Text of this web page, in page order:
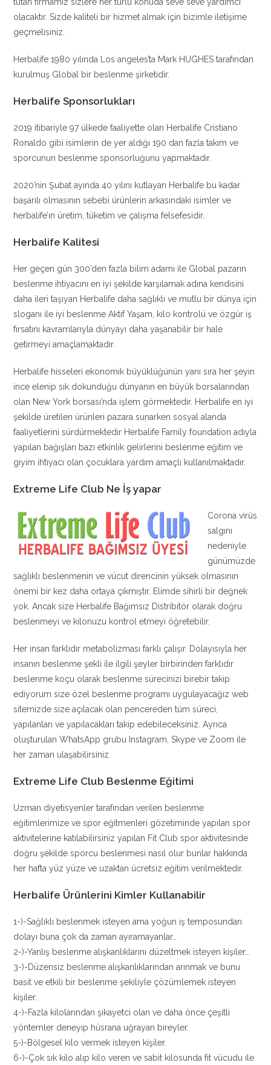
tutan firmamız sizlere her türlü konuda seve seve yardımcı
olacaktır. Sizde kaliteli bir hizmet almak için bizimle iletişime
geçmelisiniz.
Herbalife 1980 yılında Los angeles’ta Mark HUGHES tarafından
kurulmuş Global bir beslenme şirketidir.
Herbalife Sponsorlukları
2019 itibariyle 97 ülkede faaliyette olan Herbalife Cristiano
Ronaldo gibi isimlerin de yer aldığı 190 dan fazla takım ve
sporcunun beslenme sponsorluğunu yapmaktadır.
2020’nin Şubat ayında 40 yılını kutlayan Herbalife bu kadar
başarılı olmasının sebebi ürünlerin arkasındaki isimler ve
herbalife’ın üretim, tüketim ve çalışma felsefesidir.
Herbalife Kalitesi
Her geçen gün 300’den fazla bilim adamı ile Global pazarın
beslenme ihtiyacını en iyi şekilde karşılamak adına kendisini
daha ileri taşıyan Herbalife daha sağlıklı ve mutlu bir dünya için
sloganı ile iyi beslenme Aktif Yaşam, kilo kontrolü ve özgür iş
fırsatını kavramlarıyla dünyayı daha yaşanabilir bir hale
getirmeyi amaçlamaktadır.
Herbalife hisseleri ekonomik büyüklüğünün yanı sıra her şeyin
ince elenip sık dokunduğu dünyanın en büyük borsalarından
olan New York borsası’nda işlem görmektedir. Herbalife en iyi
şekilde üretilen ürünleri pazara sunarken sosyal alanda
faaliyetlerini sürdürmektedir Herbalife Family foundation adıyla
yapılan bağışları bazı etkinlik gelirlerini beslenme eğitim ve
giyim ihtiyacı olan çocuklara yardım amaçlı kullanılmaktadır.
Extreme Life Club Ne İş yapar
Corona virüs
salgını
nedeniyle
günümüzde
sağlıklı beslenmenin ve vücut direncinin yüksek olmasının
önemi bir kez daha ortaya çıkmıştır. Elimde sihirli bir değnek
yok. Ancak size Herbalife Bağımsız Distribitör olarak doğru
beslenmeyi ve kilonuzu kontrol etmeyi öğretebilir.
Her insan farklıdır metabolizması farklı çalışır. Dolayısıyla her
insanın beslenme şekli ile ilgili şeyler birbirinden farklıdır
beslenme koçu olarak beslenme sürecinizi birebir takip
ediyorum size özel beslenme programı uygulayacağız web
sitemizde size açılacak olan pencereden tüm süreci,
yapılanları ve yapılacakları takip edebileceksiniz. Ayrıca
oluşturulan WhatsApp grubu Instagram, Skype ve Zoom ile
her zaman ulaşabilirsiniz.
Extreme Life Club Beslenme Eğitimi
Uzman diyetisyenler tarafından verilen beslenme
eğitimlerimize ve spor eğitmenleri gözetiminde yapılan spor
aktivitelerine katılabilirsiniz yapılan Fit Club spor aktivitesinde
doğru şekilde sporcu beslenmesi nasıl olur bunlar hakkında
her hafta yüz yüze ve uzaktan ücretsiz eğitim verilmektedir.
Herbalife Ürünlerini Kimler Kullanabilir
1-)-Sağlıklı beslenmek isteyen ama yoğun iş temposundan
dolayı buna çok da zaman ayıramayanlar…
2-)-Yanlış beslenme alışkanlıklarını düzeltmek isteyen kişiler…
3-)-Düzensiz beslenme alışkanlıklarından arınmak ve bunu
basit ve etkili bir beslenme şekiliyle çözümlemek isteyen
kişiler.
4-)-Fazla kilolarından şikayetci olan ve daha önce çeşitli
yöntemler deneyip hüsrana uğrayan bireyler.
5-)-Bölgesel kilo vermek isteyen kişiler.
6-)-Çok sık kilo alıp kilo veren ve sabit kilosunda fit vücudu ile